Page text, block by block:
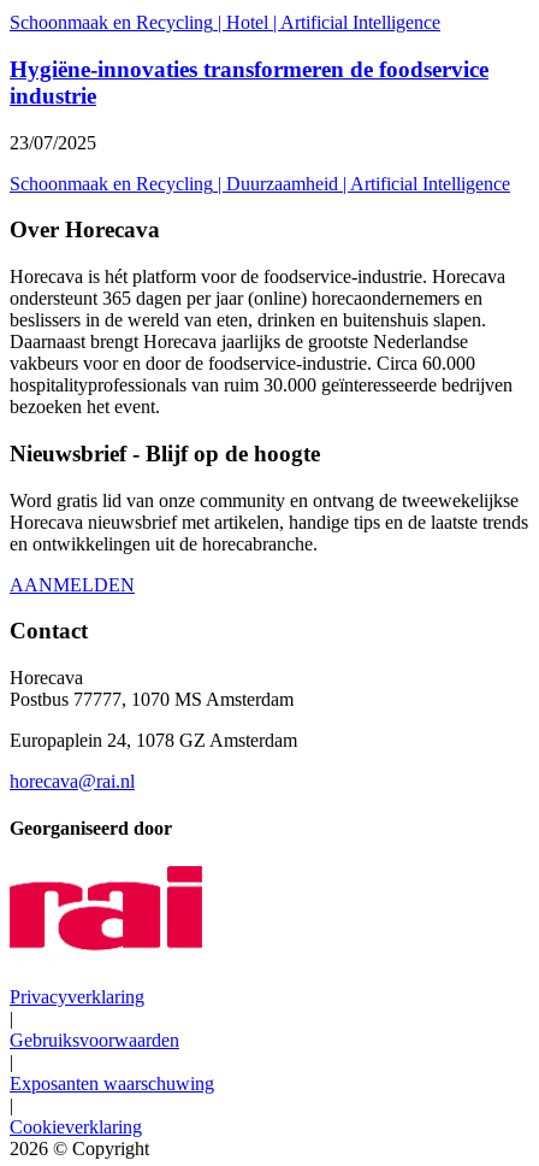
Schoonmaak en Recycling | Hotel | Artificial Intelligence
Hygiëne-innovaties transformeren de foodservice
industrie
23/07/2025
Schoonmaak en Recycling | Duurzaamheid | Artificial Intelligence
Over Horecava
Horecava is hét platform voor de foodservice-industrie. Horecava
ondersteunt 365 dagen per jaar (online) horecaondernemers en
beslissers in de wereld van eten, drinken en buitenshuis slapen.
Daarnaast brengt Horecava jaarlijks de grootste Nederlandse
vakbeurs voor en door de foodservice-industrie. Circa 60.000
hospitalityprofessionals van ruim 30.000 geïnteresseerde bedrijven
bezoeken het event.
Nieuwsbrief - Blijf op de hoogte
Word gratis lid van onze community en ontvang de tweewekelijkse
Horecava nieuwsbrief met artikelen, handige tips en de laatste trends
en ontwikkelingen uit de horecabranche.
AANMELDEN
Contact
Horecava
Postbus 77777, 1070 MS Amsterdam
Europaplein 24, 1078 GZ Amsterdam
horecava@rai.nl
Georganiseerd door
Privacyverklaring
|
Gebruiksvoorwaarden
|
Exposanten waarschuwing
|
Cookieverklaring
2026 © Copyright